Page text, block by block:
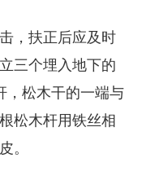
，扶正后应及时
三个埋入地下的
，松木干的一端与
松木杆用铁丝相
。